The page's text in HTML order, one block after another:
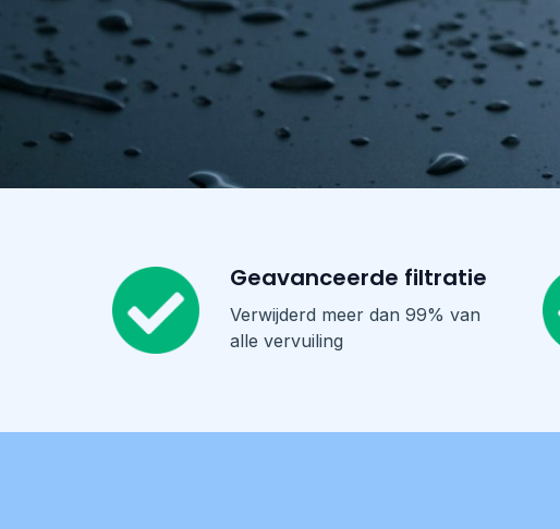
Geavanceerde filtratie
Verwijderd meer dan 99% van
alle vervuiling